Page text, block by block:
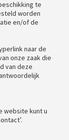
te
worden
en/of de
naar de
onze zaak die
van deze
website kunt u